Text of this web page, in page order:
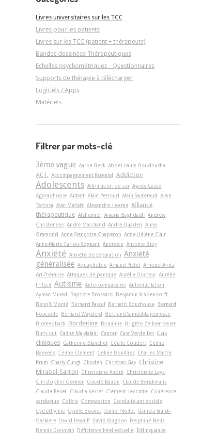
Livres universitaires sur les TCC
Livres pour les patients
Livres sur les TCC (patient + thérapeute)
Bandes dessinées Thérapeutiques
Echelles psychométriques - Questionnaires
Supports de thérapie à télécharger
Logiciels / Apps
Matériels
Filtrer par mots-clé
3ème vague Aaron Beck Abdel Halim Boudoukha
ACT. Accompagnement Parental Addiction
Adolescents Affirmation de soi Agnès Cassé
Agoraphobie Aidant Alain Perroud Alain Sauteraud
Alain
Tortosa Alan Marlatt Alexandre Heeren Alliance
thérapeutique Alzheimer Amaria Baghdadli Andrew
Christensen André Marchand André Quaderi Anne
Gramond
Anne-Françoise Chaperon Anne-Hélène Clair
Anne-Marie Cariou-Rognant Anorexie Antoine Bioy
Anxiété Anxiété de séparation Anxiété
généralisée Aquaphobie Arnaud Pictet Arnoud Arntz
Art-Thérapie Attaques de panique Aurélie Docteur Aurélie
Fritsch Autisme Auto-compassion Automutilation
Ayman Murad
Baptiste Brossard
Benjamin Schoendorff
Benoît Monié
Bernard Pascal Bernard Rouchouse
Bernard
Roucoule
Bernard Waysfeld
Bertrand Samuel-Lajeunesse
Biofeedback Borderline Boulimie
Brigitte Zellner Keller
Burn-out Caline Majdalani Cancer Cara Verdellen
Cas
cliniques Catherine Blanchet Cécile Coudert Céline
Baeyens Céline Clément Céline Douilliez Charles Martin
Krum
Charly Cungi Choden Christian Gay Christine
Mirabel-Sarron
Christophe André Christophe Leys
Christopher Germer Claude Baudu
Claude Berghmans
Claude Penet Claudia Verret Clément Lecomte Cohérence
cardiaque Colère Compassion
Conduite antisociale
Cyclothymie Cyrille Bouvet Daniel Nollet
Daniela Eraldi-
Gackiere
David Dewulf David Kingdon
Delphine Nelis
Dennis Donovan
Déficience Intellectuelle
Délinquance